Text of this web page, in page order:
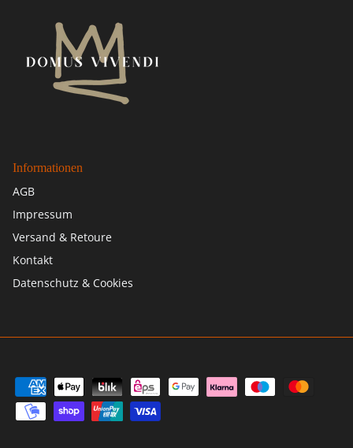
Informationen
AGB
Impressum
Versand & Retoure
Kontakt
Datenschutz & Cookies